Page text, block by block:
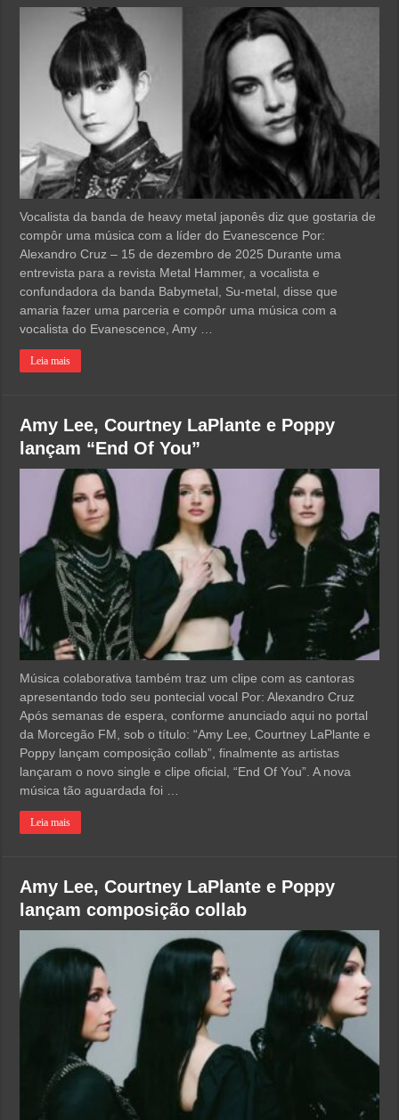
Vocalista da banda de heavy metal japonês diz que gostaria de
compôr uma música com a líder do Evanescence Por:
Alexandro Cruz – 15 de dezembro de 2025 Durante uma
entrevista para a revista Metal Hammer, a vocalista e
confundadora da banda Babymetal, Su-metal, disse que
amaria fazer uma parceria e compôr uma música com a
vocalista do Evanescence, Amy …
Leia mais
Amy Lee, Courtney LaPlante e Poppy
lançam “End Of You”
Música colaborativa também traz um clipe com as cantoras
apresentando todo seu pontecial vocal Por: Alexandro Cruz
Após semanas de espera, conforme anunciado aqui no portal
da Morcegão FM, sob o título: “Amy Lee, Courtney LaPlante e
Poppy lançam composição collab”, finalmente as artistas
lançaram o novo single e clipe oficial, “End Of You”. A nova
música tão aguardada foi …
Leia mais
Amy Lee, Courtney LaPlante e Poppy
lançam composição collab